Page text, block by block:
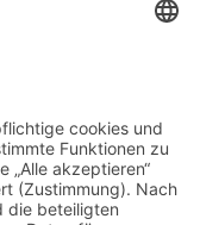
und
in